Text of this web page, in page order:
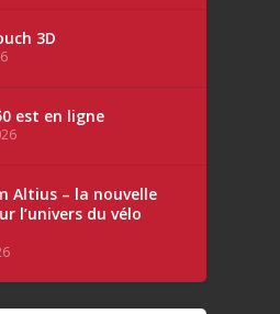
3D
est en ligne
Altius – la nouvelle
l’univers du vélo